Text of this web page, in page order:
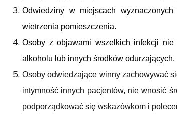
Odwiedziny w miejscach
wietrzenia pomieszczenia.
Osoby z objawami wszelkich infekcji nie
alkoholu lub innych środków odurzających.
Osoby odwiedzające winny zachowywać
intymność innych pacjentów, nie wnosić
podporządkować się wskazówkom i